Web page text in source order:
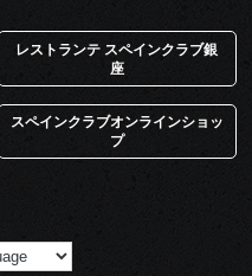
レストランテ スペインクラブ銀
座
スペインクラブオンラインショッ
プ